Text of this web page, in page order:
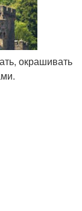
окрашивать